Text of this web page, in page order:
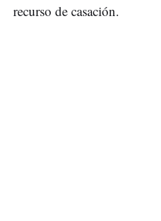
recurso de casación.